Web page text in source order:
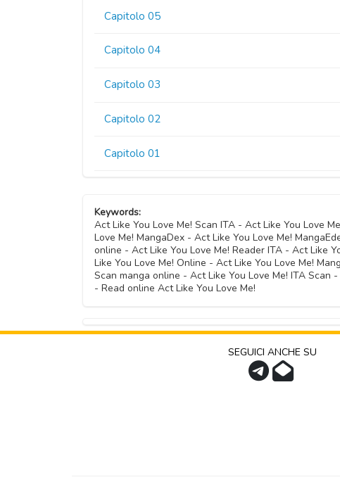
Capitolo 05
Capitolo 04
Capitolo 03
Capitolo 02
Capitolo 01
Keywords:
Act Like You Love Me! Scan ITA - Act Like You Love
Love Me! MangaDex - Act Like You Love Me!
online - Act Like You Love Me! Reader ITA - Act Like
Like You Love Me! Online - Act Like You Love Me!
Scan manga online - Act Like You Love Me! ITA Scan
- Read online Act Like You Love Me!
SEGUICI ANCHE SU